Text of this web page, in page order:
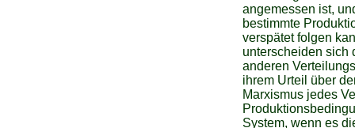
angemessen ist,
bestimmte
verspätet folgen
unterscheiden sich
anderen
ihrem Urteil über
Marxismus jedes
System, wenn es